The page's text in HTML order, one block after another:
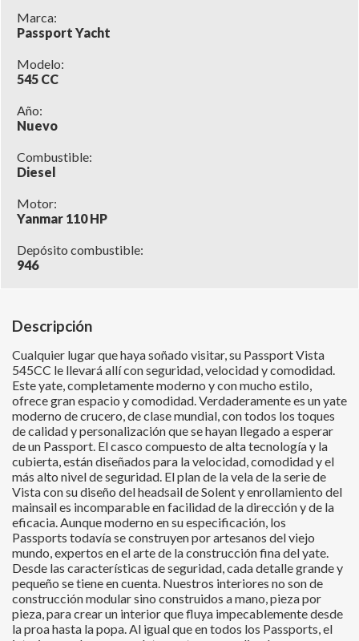
Marca:
Passport Yacht
Modelo:
545 CC
Año:
Nuevo
Combustible:
Diesel
Motor:
Yanmar 110 HP
Depósito combustible:
946
Descripción
Cualquier lugar que haya soñado visitar, su Passport Vista
545CC le llevará allí con seguridad, velocidad y comodidad.
Este yate, completamente moderno y con mucho estilo,
ofrece gran espacio y comodidad. Verdaderamente es un yate
moderno de crucero, de clase mundial, con todos los toques
de calidad y personalización que se hayan llegado a esperar
de un Passport. El casco compuesto de alta tecnología y la
cubierta, están diseñados para la velocidad, comodidad y el
más alto nivel de seguridad. El plan de la vela de la serie de
Vista con su diseño del headsail de Solent y enrollamiento del
mainsail es incomparable en facilidad de la dirección y de la
eficacia. Aunque moderno en su especificación, los
Passports todavía se construyen por artesanos del viejo
mundo, expertos en el arte de la construcción fina del yate.
Desde las características de seguridad, cada detalle grande y
pequeño se tiene en cuenta. Nuestros interiores no son de
construcción modular sino construidos a mano, pieza por
pieza, para crear un interior que fluya impecablemente desde
la proa hasta la popa. Al igual que en todos los Passports, el